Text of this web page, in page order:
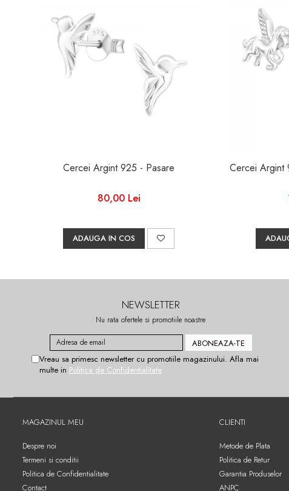
Cercei Argint 925 - Pasare
80,00 Lei
ADAUGA IN COS
NEWSLETTER
Nu rata ofertele si promotiile noastre
Vreau sa primesc newsletter cu promotiile magazinului. Afla mai
multe in Politica de Confidentialitate
MAGAZINUL MEU
Despre noi
Termeni si conditii
Politica de Confidentialitate
Contact
CLIENTI
Metode de Plata
Politica de Retur
Garantia Produselor
ANPC